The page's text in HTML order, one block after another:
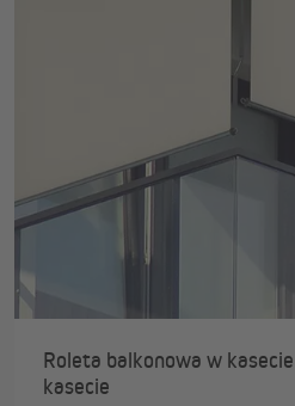
Roleta balkonowa w
kasecie